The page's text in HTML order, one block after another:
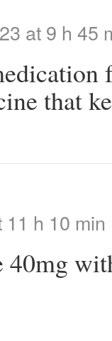
at 9 h 45
that
h 10 min
40mg